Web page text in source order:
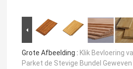
Grote Afbeelding : Klik Bevloering
Parket de Stevige Bundel